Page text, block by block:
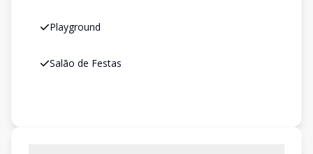
Playground
Salão de Festas